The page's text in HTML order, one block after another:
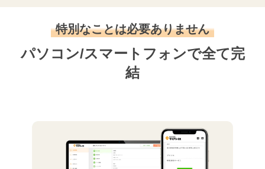
特別なことは必要ありません
パソコン/スマートフォンで全て完
結